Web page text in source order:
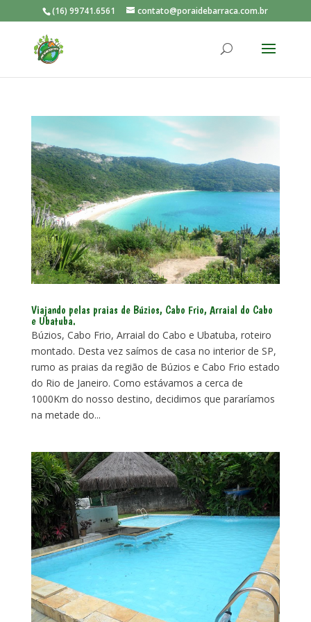
(16) 99741.6561 contato@poraidebarraca.com.br
Viajando pelas praias de Búzios, Cabo Frio, Arraial do Cabo
e Ubatuba.
Búzios, Cabo Frio, Arraial do Cabo e Ubatuba, roteiro
montado. Desta vez saímos de casa no interior de SP,
rumo as praias da região de Búzios e Cabo Frio estado
do Rio de Janeiro. Como estávamos a cerca de
1000Km do nosso destino, decidimos que pararíamos
na metade do...